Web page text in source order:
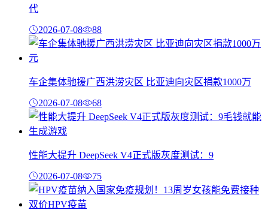
代
2026-07-08 88
车企集体驰援广西洪涝灾区 比亚迪向灾区捐款1000万
2026-07-08 68
性能大提升 DeepSeek V4正式版灰度测试：9
2026-07-08 75